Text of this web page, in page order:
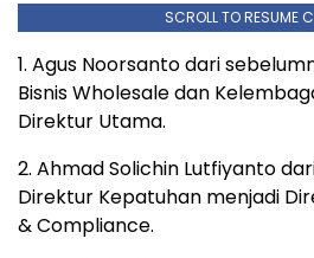
SCROLL TO RESUME
1. Agus Noorsanto dari
Bisnis Wholesale dan
Direktur Utama.
2. Ahmad Solichin Lutfiyanto
Direktur Kepatuhan menjadi
& Compliance.